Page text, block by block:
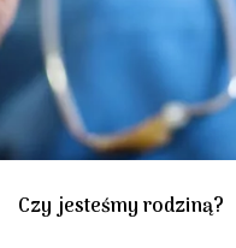
Czy jesteśmy rodziną?